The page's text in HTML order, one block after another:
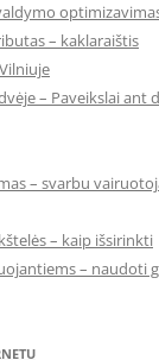
– kaklaraištis
– Paveikslai ant
– svarbu
– kaip išsirinkti
– naudoti